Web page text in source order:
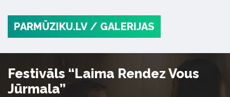
PARMŪZIKU.LV / GALERIJAS
Festivāls “Laima Rendez Vous
Jūrmala”